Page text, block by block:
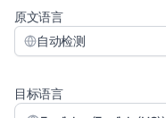
原文语言
自动检测
目标语言